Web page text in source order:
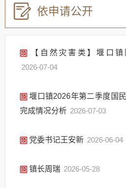
依申请公开
【自然灾害类】堰口
2026-07-04
堰口镇2026年第二季度国
完成情况分析 2026-07-03
党委书记王安新 2026-06-04
镇长周瑞 2026-05-28